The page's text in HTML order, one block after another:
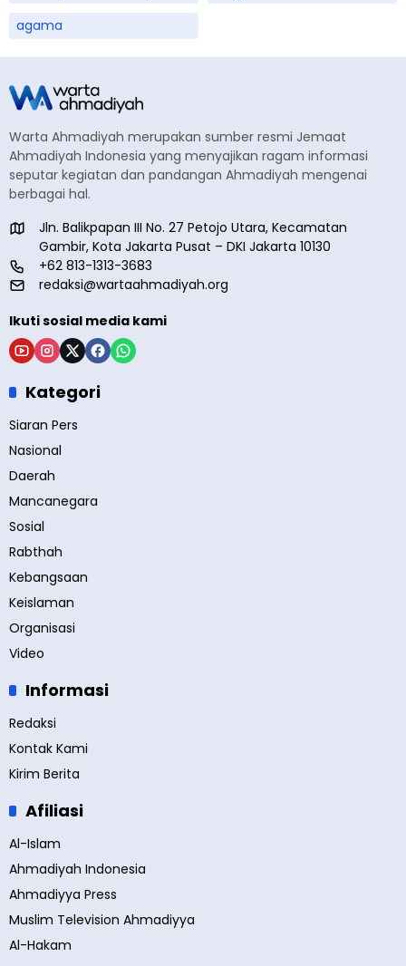
agama
Warta Ahmadiyah merupakan sumber resmi Jemaat
Ahmadiyah Indonesia yang menyajikan ragam informasi
seputar kegiatan dan pandangan Ahmadiyah mengenai
berbagai hal.
Jln. Balikpapan III No. 27 Petojo Utara, Kecamatan
Gambir, Kota Jakarta Pusat – DKI Jakarta 10130
+62 813-1313-3683
redaksi@wartaahmadiyah.org
Ikuti sosial media kami
Kategori
Siaran Pers
Nasional
Daerah
Mancanegara
Sosial
Rabthah
Kebangsaan
Keislaman
Organisasi
Video
Informasi
Redaksi
Kontak Kami
Kirim Berita
Afiliasi
Al-Islam
Ahmadiyah Indonesia
Ahmadiyya Press
Muslim Television Ahmadiyya
Al-Hakam